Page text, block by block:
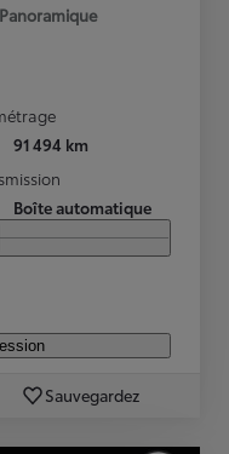
91 494 km
Boîte automatique
Sauvegardez